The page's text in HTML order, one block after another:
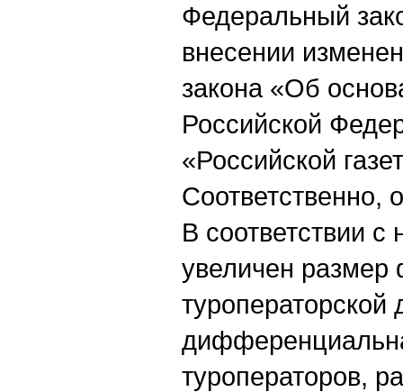
Федеральный
внесении
закона «Об
Российской
«Российской
Соответственно,
В соответствии с
увеличен размер
туроператорской
туроператоров,